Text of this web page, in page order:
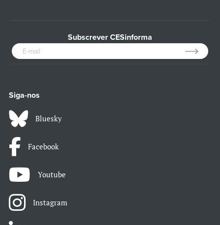
Subscrever CESinforma
Siga-nos
Bluesky
Facebook
Youtube
Instagram